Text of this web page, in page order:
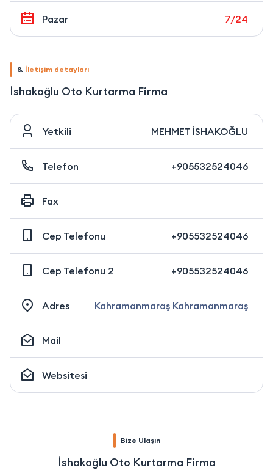
Pazar 7/24
& İletişim detayları
İshakoğlu Oto Kurtarma Firma
Yetkili MEHMET İSHAKOĞLU
Telefon +905532524046
Fax
Cep Telefonu +905532524046
Cep Telefonu 2 +905532524046
Adres Kahramanmaraş Kahramanmaraş
Mail
Websitesi
Bize Ulaşın
İshakoğlu Oto Kurtarma Firma